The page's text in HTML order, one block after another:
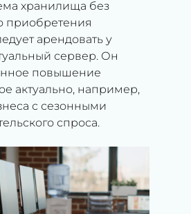
хранилища без
приобретения
арендовать у
сервер. Он
повышение
актуально, например,
с сезонными
спроса.